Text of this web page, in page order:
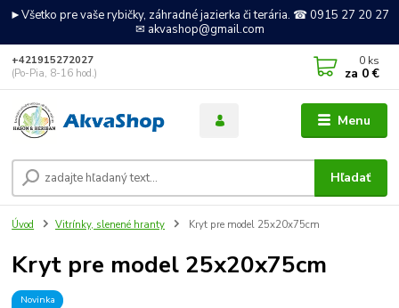
►Všetko pre vaše rybičky, záhradné jazierka či terária. ☎ 0915 27 20 27
✉ akvashop@gmail.com
Menu
Hľadať
+421915272027
(Po-Pia, 8-16 hod.)
0 ks
za 0 €
Úvod Vitrínky, slenené hranty Kryt pre model 25x20x75cm
Kryt pre model 25x20x75cm
Novinka